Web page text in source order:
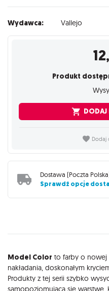
Wydawca: Vallejo
12
Produkt
Dodaj
Dostawa (Poczta Polska
Sprawdź opcje
Opis
Model Color to farby o nowej
nakładania, doskonałym
Produkty z tej serii szybko
samopoziomującą się warstwę,